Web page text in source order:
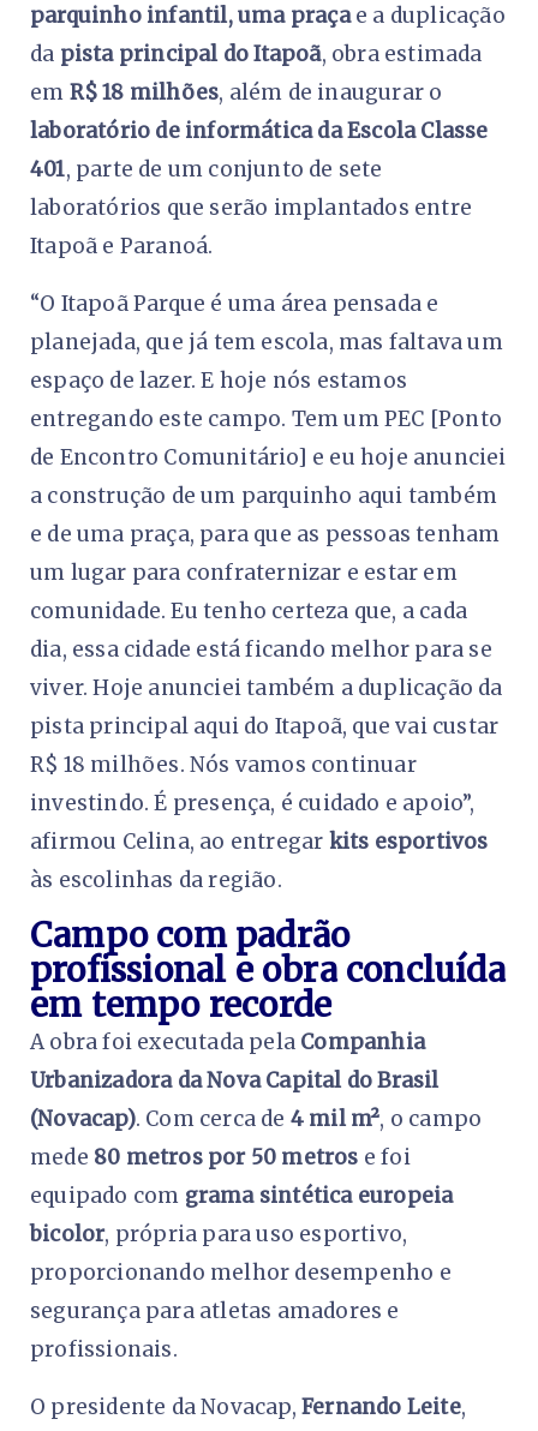
parquinho infantil, uma praçae a duplicação
da pista principal do Itapoã, obra estimada
em R$ 18 milhões, além de inaugurar o
laboratório de informática da Escola Classe
401, parte de um conjunto de sete
laboratórios que serão implantados entre
Itapoã e Paranoá.
“O Itapoã Parque é uma área pensada e
planejada, que já tem escola, mas faltava um
espaço de lazer. E hoje nós estamos
entregando este campo. Tem um PEC [Ponto
de Encontro Comunitário] e eu hoje anunciei
a construção de um parquinho aqui também
e de uma praça, para que as pessoas tenham
um lugar para confraternizar e estar em
comunidade. Eu tenho certeza que, a cada
dia, essa cidade está ficando melhor para se
viver. Hoje anunciei também a duplicação da
pista principal aqui do Itapoã, que vai custar
R$ 18 milhões. Nós vamos continuar
investindo. É presença, é cuidado e apoio”,
afirmou Celina, ao entregar kits esportivos
às escolinhas da região.
Campo com padrão
profissional e obra concluída
em tempo recorde
A obra foi executada pela Companhia
Urbanizadora da Nova Capital do Brasil
(Novacap). Com cerca de 4 mil m², o campo
mede 80 metros por 50 metros e foi
equipado com grama sintética europeia
bicolor, própria para uso esportivo,
proporcionando melhor desempenho e
segurança para atletas amadores e
profissionais.
O presidente da Novacap, Fernando Leite,